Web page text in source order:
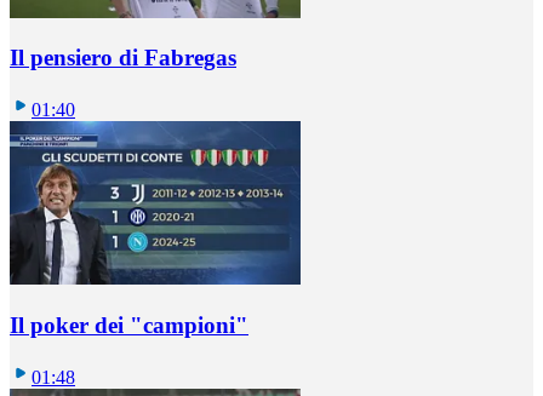
Il pensiero di Fabregas
01:40
Il poker dei "campioni"
01:48